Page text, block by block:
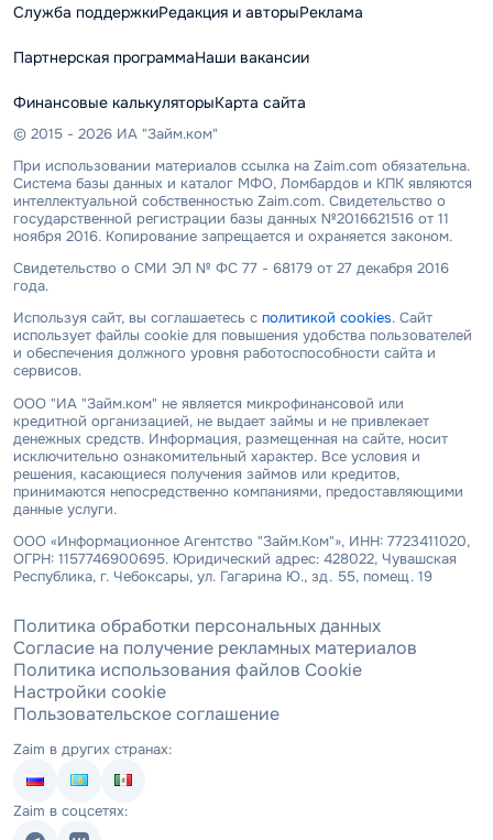
Служба поддержкиРедакция и авторыРеклама
Партнерская программаНаши вакансии
Финансовые калькуляторыКарта сайта
© 2015 - 2026 ИА "Займ.ком"
При использовании материалов ссылка на Zaim.com обязательна.
Система базы данных и каталог МФО, Ломбардов и КПК являются
интеллектуальной собственностью Zaim.com. Свидетельство о
государственной регистрации базы данных №2016621516 от 11
ноября 2016. Копирование запрещается и охраняется законом.
Свидетельство о СМИ ЭЛ № ФС 77 - 68179 от 27 декабря 2016
года.
Используя сайт, вы соглашаетесь с политикой cookies. Сайт
использует файлы cookie для повышения удобства пользователей
и обеспечения должного уровня работоспособности сайта и
сервисов.
ООО "ИА "Займ.ком" не является микрофинансовой или
кредитной организацией, не выдает займы и не привлекает
денежных средств. Информация, размещенная на сайте, носит
исключительно ознакомительный характер. Все условия и
решения, касающиеся получения займов или кредитов,
принимаются непосредственно компаниями, предоставляющими
данные услуги.
ООО «Информационное Агентство "Займ.Ком"», ИНН: 7723411020,
ОГРН: 1157746900695. Юридический адрес: 428022, Чувашская
Республика, г. Чебоксары, ул. Гагарина Ю., зд. 55, помещ. 19
Политика обработки персональных данных
Согласие на получение рекламных материалов
Политика использования файлов Cookie
Настройки cookie
Пользовательское соглашение
Zaim в других странах:
Zaim в соцсетях: